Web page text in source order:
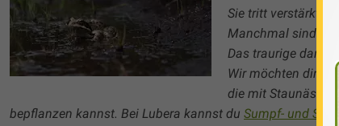
Sie tritt verstärkt
Manchmal sind die
Das traurige
Wir möchten dir
die mit Staunässe
bepflanzen kannst. Bei Lubera kannst du Sumpf- und